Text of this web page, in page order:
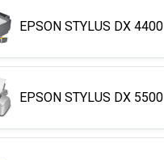
EPSON STYLUS DX 4400
EPSON STYLUS DX 5500